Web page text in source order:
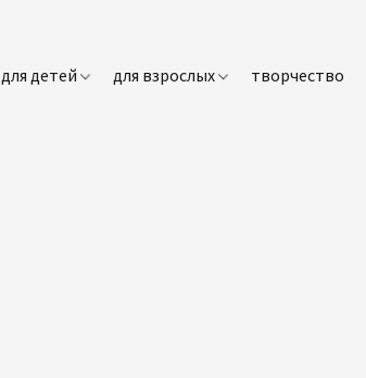
для детей для взрослых творчество